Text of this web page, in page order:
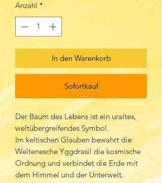
Anzahl *
In den Warenkorb
Sofortkauf
Der Baum des Lebens ist ein uraltes,
weltübergreifendes Symbol.
Im keltischen Glauben bewahrt die
Weltenesche Yggdrasil die kosmische
Ordnung und verbindet die Erde mit
dem Himmel und der Unterwelt.